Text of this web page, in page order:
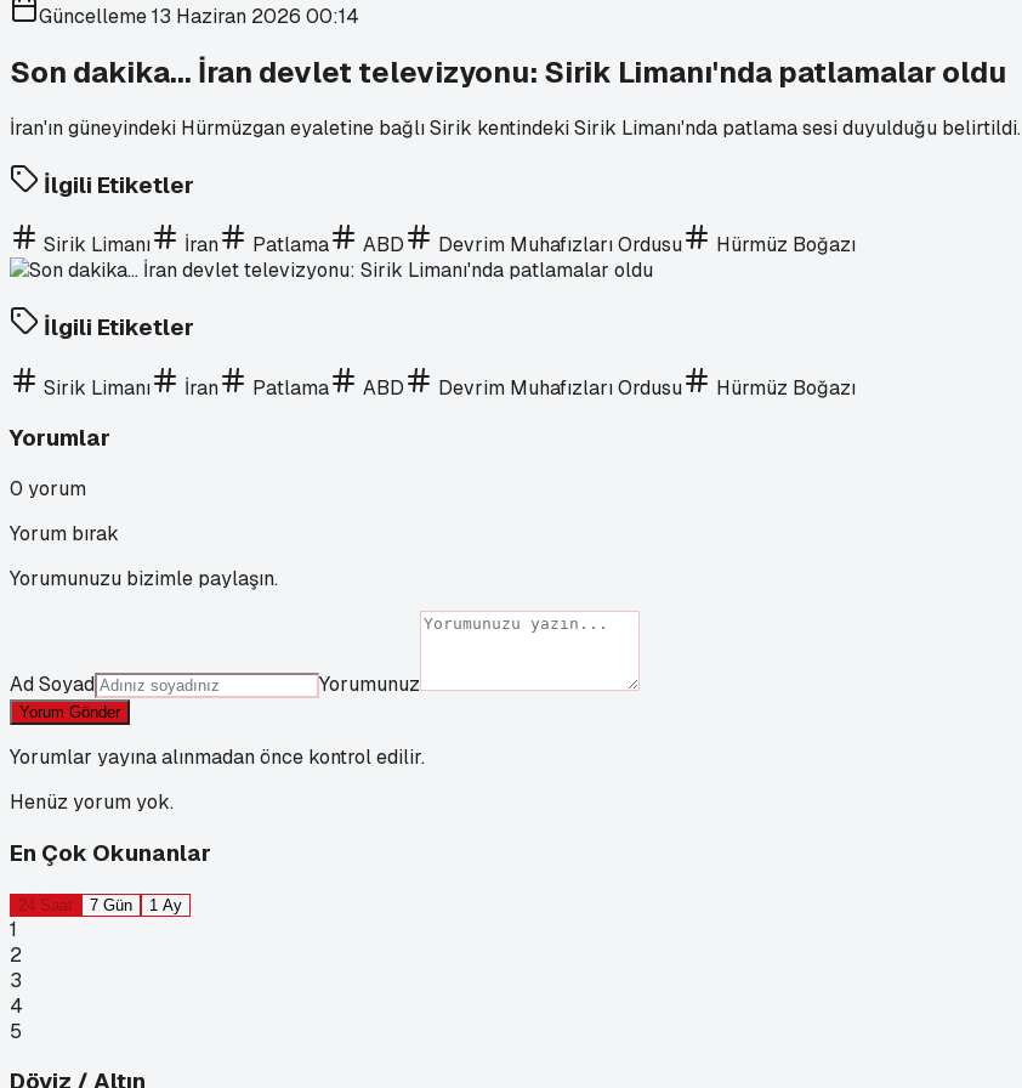
Güncelleme13 Haziran 2026 00:14
Son dakika... İran devlet televizyonu: Sirik Limanı'nda patlamalar oldu
İran'ın güneyindeki Hürmüzgan eyaletine bağlı Sirik kentindeki Sirik Limanı'nda patlama sesi duyulduğu belirtildi.
İlgili Etiketler
Sirik Limanı İran Patlama ABD Devrim Muhafızları Ordusu Hürmüz Boğazı
İlgili Etiketler
Sirik Limanı İran Patlama ABD Devrim Muhafızları Ordusu Hürmüz Boğazı
Yorumlar
0 yorum
Yorum bırak
Yorumunuzu bizimle paylaşın.
Ad Soyad Yorumunuz
Yorum Gönder
Yorumlar yayına alınmadan önce kontrol edilir.
Henüz yorum yok.
En Çok Okunanlar
24 Saat 7 Gün 1 Ay
1
2
3
4
5
Döviz / Altın